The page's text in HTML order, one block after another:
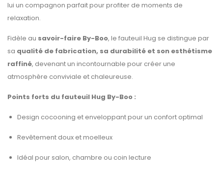
lui un compagnon parfait pour profiter de moments de
relaxation.
Fidèle au savoir-faire By-Boo, le fauteuil Hug se distingue par
sa qualité de fabrication, sa durabilité et son esthétisme
raffiné, devenant un incontournable pour créer une
atmosphère conviviale et chaleureuse.
Points forts du fauteuil Hug By-Boo :
Design cocooning et enveloppant pour un confort optimal
Revêtement doux et moelleux
Idéal pour salon, chambre ou coin lecture